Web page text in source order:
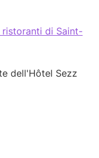
di Saint-